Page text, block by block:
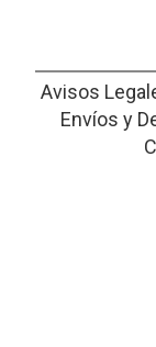
Avisos
Envíos y